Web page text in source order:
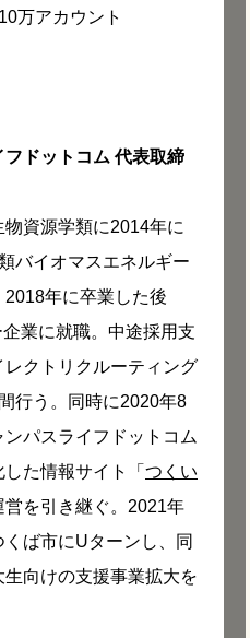
万アカウント
ドットコム 代表取締
資源学類に2014年に
バイオマスエネルギー
年に卒業した後
業に就職。中途採用支
クトリクルーティング
行う。同時に2020年8
パスライフドットコム
た情報サイト「 つくい
営を引き継ぐ。2021年
ば市にUターンし、同
向けの支援事業拡大を